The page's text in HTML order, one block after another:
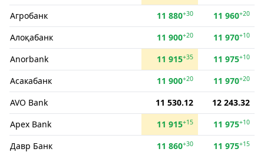
Агробанк 11 880+30 11 960+20
Алоқабанк 11 900+20 11 970+10
Anorbank 11 915+35 11 975+10
Асакабанк 11 900+20 11 970+20
AVO Bank 11 530.12
12 243.32
Apex Bank
11 915+15 11 975+10
Давр Банк 11 860+30 11 975+15